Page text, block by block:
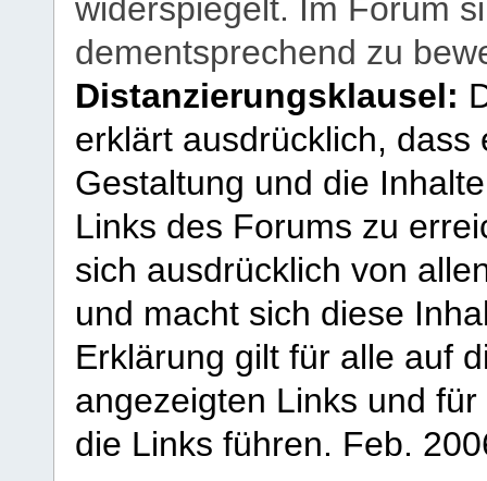
widerspiegelt. Im Forum
dementsprechend zu
Distanzierungsklausel:
erklärt ausdrücklich,
Gestaltung und die
Links des Forums zu
sich ausdrücklich von
und macht sich diese
Erklärung gilt für alle auf
angezeigten Links und
die Links führen. Feb.